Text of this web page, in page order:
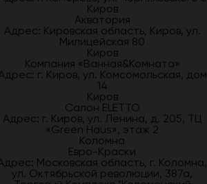
Киров
Акватория
Адрес: Кировская область, Киров, ул.
Милицейская 80
Киров
Компания «Ванная&Комната»
г. Киров, ул. Комсомольская, дом
14
Киров
Салон ELETTO
Адрес: г. Киров, ул. Ленина, д. 205, ТЦ
«Green Haus», этаж 2
Коломна
Евро-Краски
Московская область, г. Коломна,
ул. Октябрьской революции, 387а,